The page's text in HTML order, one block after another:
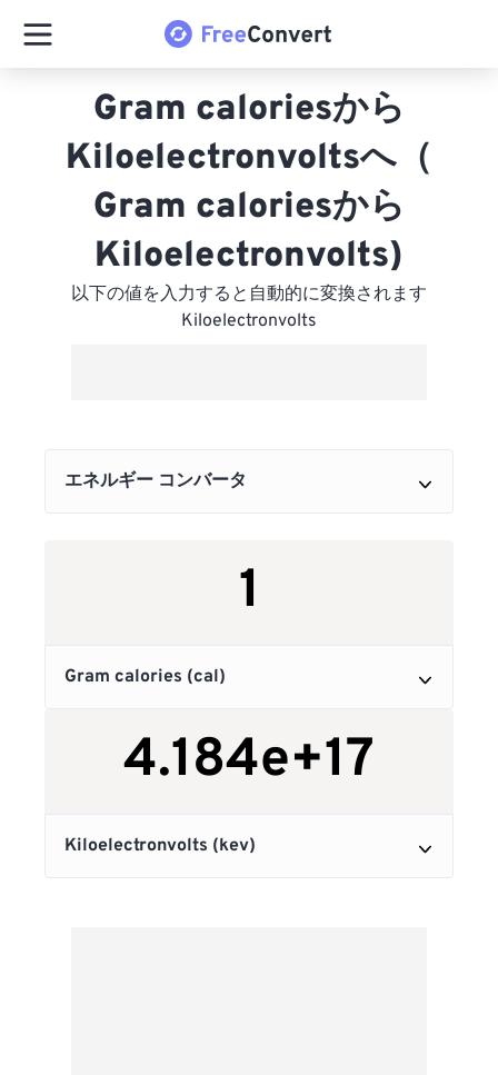
Gram caloriesから
Kiloelectronvoltsへ（
Gram caloriesから
Kiloelectronvolts)
以下の値を入力すると自動的に変換されます
Kiloelectronvolts